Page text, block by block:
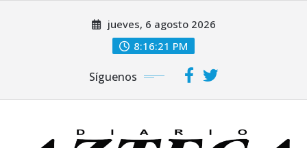
jueves, 6 agosto 2026
8:16:22 PM
Síguenos